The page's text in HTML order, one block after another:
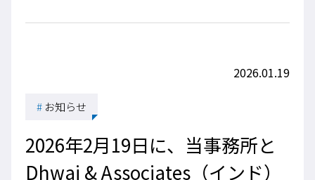
2026.01.19
# お知らせ
2026年2月19日に、当事務所と
Dhwaj & Associates（インド）